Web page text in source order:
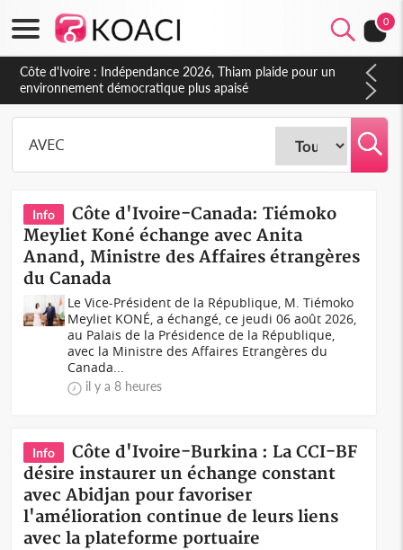
0
Côte d'Ivoire : Concours INFAS 2026, les convocations
seront disponibles à compter du samedi
Info
Côte d'Ivoire-Canada: Tiémoko
Meyliet Koné échange avec Anita
Anand, Ministre des Affaires étrangères
du Canada
Le Vice-Président de la République, M. Tiémoko
Meyliet KONÉ, a échangé, ce jeudi 06 août 2026,
au Palais de la Présidence de la République,
avec la Ministre des Affaires Etrangères du
Canada...
il y a 8 heures
Info
Côte d'Ivoire-Burkina : La CCI-BF
désire instaurer un échange constant
avec Abidjan pour favoriser
l'amélioration continue de leurs liens
avec la plateforme portuaire